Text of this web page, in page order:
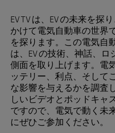
EV TV は、EV の未来を探
かけて電気自動車の世界
を探ります。この電気自
は、EV の技術、神話、
側面を取り上げます。電
ッテリー、利点、そして
な影響を与えるかを調査
しいビデオとポッドキャ
ですので、電気で動く未
にぜひご参加ください。